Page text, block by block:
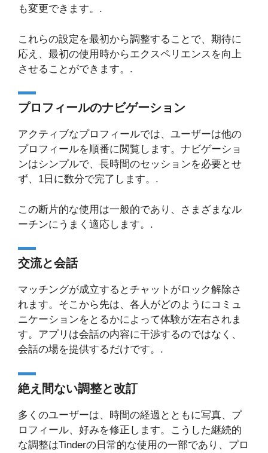
も変更できます。.
これらの設定を最初から調整することで、期待に
応え、最初の使用時からエクスペリエンスを向上
させることができます。.
プロフィールのナビゲーション
アクティブなプロフィールでは、ユーザーは他の
プロフィールを順番に閲覧します。ナビゲーショ
ンはシンプルで、長時間のセッションを必要とせ
ず、1日に数分で完了します。.
この断片的な使用は一般的であり、さまざまなル
ーチンにうまく適応します。.
交流と会話
マッチングが成立するとチャットがロック解除さ
れます。そこから先は、各人がどのようにコミュ
ニケーションをとるかによって体験が左右されま
す。アプリは会話の内容に干渉するのではなく、
会話の場を提供するだけです。.
絶え間ない調整と改訂
多くのユーザーは、時間の経過とともに写真、プ
ロフィール、好みを修正します。こうした継続的
な調整はTinderの日常的な使用の一部であり、プロ